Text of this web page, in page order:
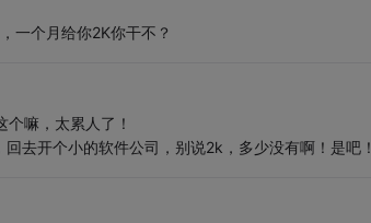
一个月给你2K你干不？
嘛，太累人了！
去开个小的软件公司，别说2k，多少没有啊！是吧！